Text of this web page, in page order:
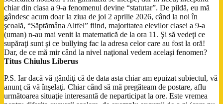
chiar din clasa a 9-a fenomenul devine “statutar”. De pildă, eu mă
gândesc acum doar la ziua de joi 2 aprilie 2026, când la noi în
şcoală, “Săptămâna Altfel” fiind, majoritatea elevilor clasei a 9-a
(uman) n-au mai venit la matematică de la ora 11. Şi să vedeţi ce
supăraţi sunt şi ce bullying fac la adresa celor care au fost la oră!
Dar, de ce mă mir când la nivel naţional vedem acelaşi fenomen?
Titus Chiulus Liberus
P.S. Iar dacă vă gândiţi că de data asta chiar am epuizat subiectul, vă
anunţ că vă înşelaţi. Chiar când să mă pregăteam de postare, aflu
următoarea situaţie interesantă de neparticipat la ore. Este vremea